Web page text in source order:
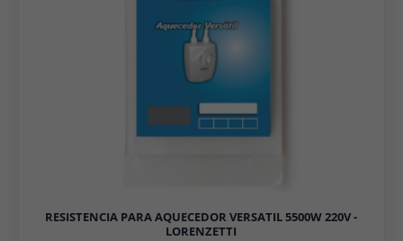
RESISTENCIA PARA AQUECEDOR VERSATIL 5500W 220V -
LORENZETTI